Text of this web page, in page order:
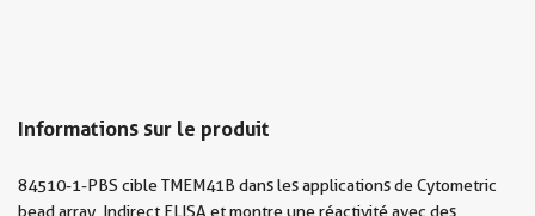
Informations sur le produit
84510-1-PBS cible TMEM41B dans les applications de Cytometric
bead array, Indirect ELISA et montre une réactivité avec des